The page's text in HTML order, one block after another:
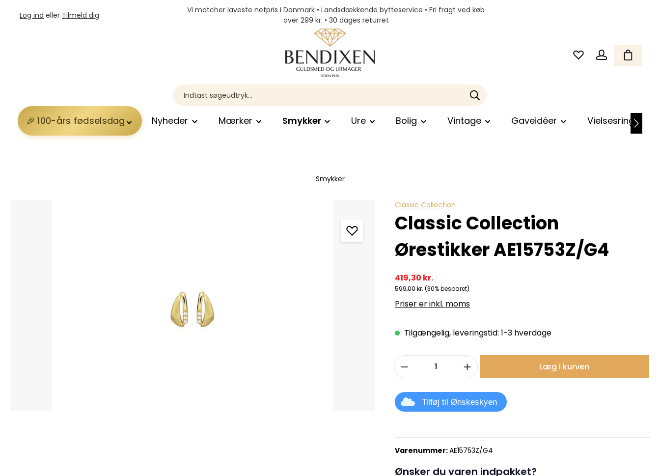
Log ind eller Tilmeld dig
Vi matcher laveste netpris i Danmark • Landsdækkende bytteservice • Fri fragt ved køb
over 299 kr. • 30 dages returret
100-års fødselsdag Nyheder Mærker Smykker Ure Bolig Vintage Gaveidéer Vielsesringe
Smykker
Classic Collection
Classic Collection
Ørestikker AE15753Z/G4
419,30 kr.
599,00 kr.(30% besparet)
Priser er inkl. moms
Tilgængelig, leveringstid: 1-3 hverdage
Produktmængde: Indtast det ønskede
Læg i kurven
Tilføj til Ønskeskyen
Varenummer:AE15753Z/G4
Ønsker du varen indpakket?